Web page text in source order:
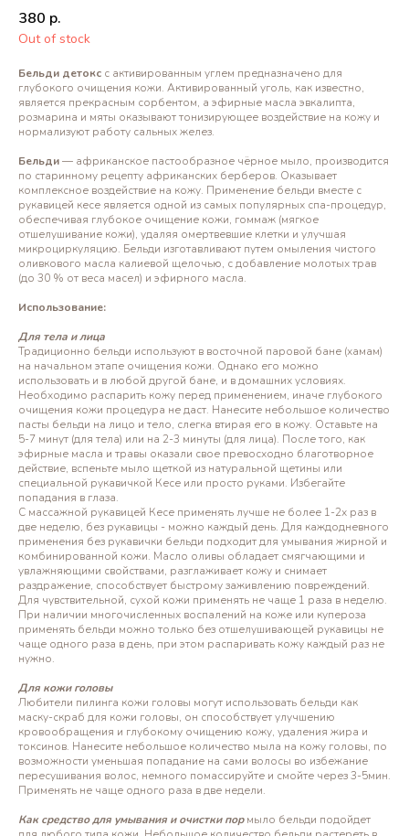
380 р.
Out of stock
Бельди детокс с активированным углем предназначено для
глубокого очищения кожи. Активированный уголь, как известно,
является прекрасным сорбентом, а эфирные масла эвкалипта,
розмарина и мяты оказывают тонизирующее воздействие на кожу и
нормализуют работу сальных желез.
Бельди— африканское пастообразное чёрное мыло, производится
по старинному рецепту африканских берберов. Оказывает
комплексное воздействие на кожу. Применение бельди вместе с
рукавицей кесе является одной из самых популярных спа-процедур,
обеспечивая глубокое очищение кожи, гоммаж (мягкое
отшелушивание кожи), удаляя омертвевшие клетки и улучшая
микроциркуляцию. Бельди изготавливают путем омыления чистого
оливкового масла калиевой щелочью, с добавление молотых трав
(до 30 % от веса масел) и эфирного масла.
Использование:
Для тела и лица
Традиционно бельди используют в восточной паровой бане (хамам)
на начальном этапе очищения кожи. Однако его можно
использовать и в любой другой бане, и в домашних условиях.
Необходимо распарить кожу перед применением, иначе глубокого
очищения кожи процедура не даст. Нанесите небольшое количество
пасты бельди на лицо и тело, слегка втирая его в кожу. Оставьте на
5-7 минут (для тела) или на 2-3 минуты (для лица). После того, как
эфирные масла и травы оказали свое превосходно благотворное
действие, вспеньте мыло щеткой из натуральной щетины или
специальной рукавичкой Кесе или просто руками. Избегайте
попадания в глаза.
С массажной рукавицей Кесе применять лучше не более 1-2х раз в
две неделю, без рукавицы - можно каждый день. Для каждодневного
применения без рукавички бельди подходит для умывания жирной и
комбинированной кожи. Масло оливы обладает смягчающими и
увлажняющими свойствами, разглаживает кожу и снимает
раздражение, способствует быстрому заживлению повреждений.
Для чувствительной, сухой кожи применять не чаще 1 раза в неделю.
При наличии многочисленных воспалений на коже или купероза
применять бельди можно только без отшелушивающей рукавицы не
чаще одного раза в день, при этом распаривать кожу каждый раз не
нужно.
Для кожи головы
Любители пилинга кожи головы могут использовать бельди как
маску-скраб для кожи головы, он способствует улучшению
кровообращения и глубокому очищению кожу, удаления жира и
токсинов. Нанесите небольшое количество мыла на кожу головы, по
возможности уменьшая попадание на сами волосы во избежание
пересушивания волос, немного помассируйте и смойте через 3-5мин.
Применять не чаще одного раза в две недели.
Как средство для умывания и очистки пормыло бельди подойдет